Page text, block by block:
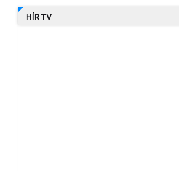
HÍR TV